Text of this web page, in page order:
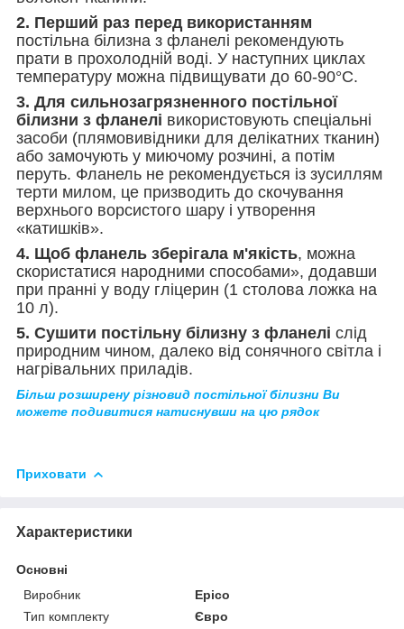
2. Перший раз перед використанням
постільна білизна з фланелі рекомендують
прати в прохолодній воді. У наступних циклах
температуру можна підвищувати до 60-90°С.
3. Для сильнозагрязненного постільної
білизни з фланелі використовують спеціальні
засоби (плямовивідники для делікатних тканин)
або замочують у миючому розчині, а потім
перуть. Фланель не рекомендується із зусиллям
терти милом, це призводить до скочування
верхнього ворсистого шару і утворення
«катишків».
4. Щоб фланель зберігала м'якість, можна
скористатися народними способами», додавши
при пранні у воду гліцерин (1 столова ложка на
10 л).
5. Сушити постільну білизну з фланелі слід
природним чином, далеко від сонячного світла і
нагрівальних приладів.
Більш розширену різновид постільної білизни Ви
можете подивитися натиснувши на цю рядок
Приховати
Характеристики
Основні
Виробник
Epico
Тип комплекту
Євро